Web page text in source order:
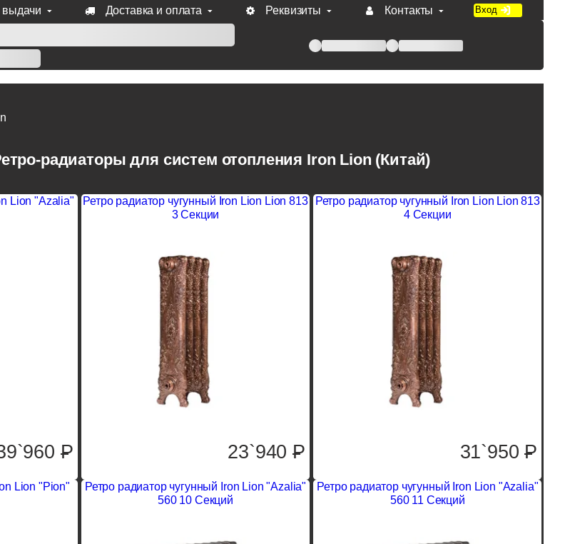
выдачи Доставка и оплата Реквизиты Контакты Вход
Fratelli, Tupai, Extreza, Melodia, Forme при оплате по счету.
радиаторы для систем отопления Iron Lion (Китай)
Lion "Azalia"
P
Ретро радиатор чугунный Iron Lion Lion 813
3 Секции
23`940P
Ретро радиатор чугунный Iron Lion Lion 813
4 Секции
31`950P
Lion "Pion"
Ретро радиатор чугунный Iron Lion "Azalia"
560 10 Секций
Ретро радиатор чугунный Iron Lion "Azalia"
560 11 Секций